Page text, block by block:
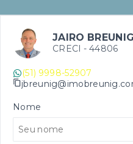
JAIRO BREUNIG
CRECI - 44806
(51) 9998-52907
Nome